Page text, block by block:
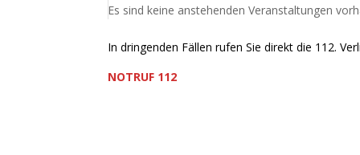
Es sind keine anstehenden Veranstaltungen
In dringenden Fällen rufen Sie direkt die 112.
NOTRUF 112